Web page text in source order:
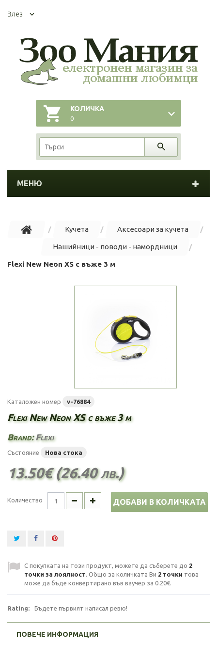
Влез
КОЛИЧКА
0
МЕНЮ
Кучета Аксесоари за кучета
Нашийници - поводи - намордници
Flexi New Neon XS с въже 3 м
Каталожен номер v-76884
Flexi New Neon XS с въже 3 м
Brand:Flexi
Състояние Нова стока
13.50€ (26.40 лв.)
Количество ДОБАВИ В КОЛИЧКАТА
С покупката на този продукт, можете да съберете до 2
точки за лоялност. Общо за количката Ви 2 точки това
може да бъде конвертирано във ваучер за 0.20€.
Rating: Бъдете първият написал ревю!
ПОВЕЧЕ ИНФОРМАЦИЯ